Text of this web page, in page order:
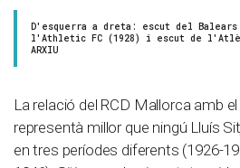
D'esquerra a dreta: escut del Balears
l'Athletic FC (1928) i escut de
ARXIU
La relació del RCD Mallorca amb
representà millor que ningú Lluís
en tres períodes diferents (1926-